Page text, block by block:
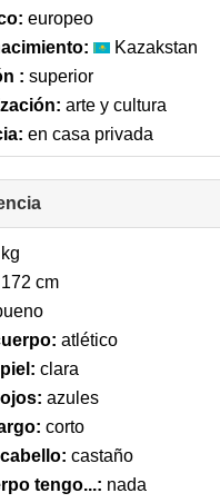
europeo
Kazakstan
: superior
arte y cultura
en casa privada
to
172 cm
atlético
clara
azules
corto
castaño
tengo...: nada